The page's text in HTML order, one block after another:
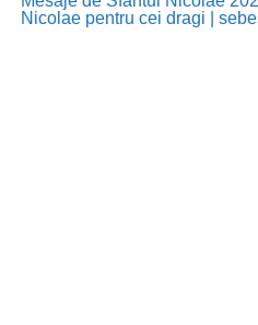
Nicolae pentru cei dragi |